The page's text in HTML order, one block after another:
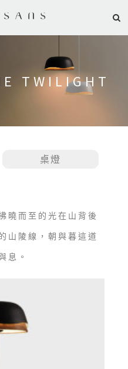
TWILIGHT
桌燈
曉而至的光在山背後
山陵線，朝與暮這道
息。